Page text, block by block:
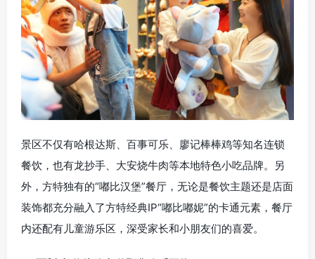
景区不仅有哈根达斯、百事可乐、廖记棒棒鸡等知名连锁
餐饮，也有龙抄手 、大安烧牛肉等本地特色小吃品牌。另
外，方特独有的“嘟比汉堡”餐厅，无论是餐饮主题还是店面
装饰都充分融入了方特经典IP“嘟比嘟妮”的卡通元素，餐厅
内还配有儿童游乐区，深受家长和小朋友们的喜爱。